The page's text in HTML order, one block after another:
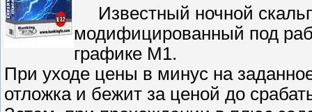
Известный ночной
модифицированный под
графике М1.
При уходе цены в минус на
отложка и бежит за ценой до